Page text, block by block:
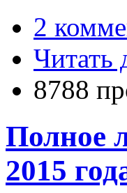
2
Читать
8788
Полное
2015